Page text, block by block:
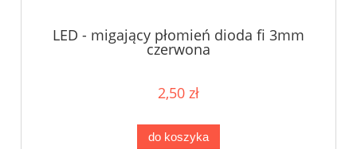
LED - migający płomień dioda fi 3mm
czerwona
2,50 zł
do koszyka